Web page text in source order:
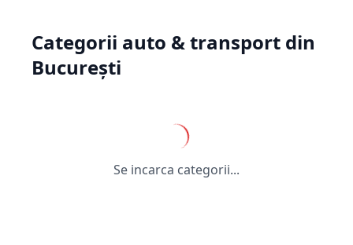
Categorii auto & transport din
București
Se incarca categorii...